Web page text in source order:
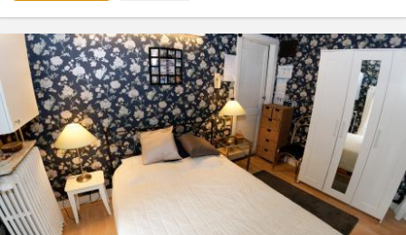
BK 15412
LIBRE 1er septembre 2026 ou quelques jours plus tôt. Dans jolie
maison près de Schuman( RUE FRANKLIN) maison calme et
sécurisée une grande chambre meublée confortablement dans
une maison de 3 studios et une chambre meublée Prix 600€ +
150€ charges et 20€ Wiffi et fibre optique. et 5 €...